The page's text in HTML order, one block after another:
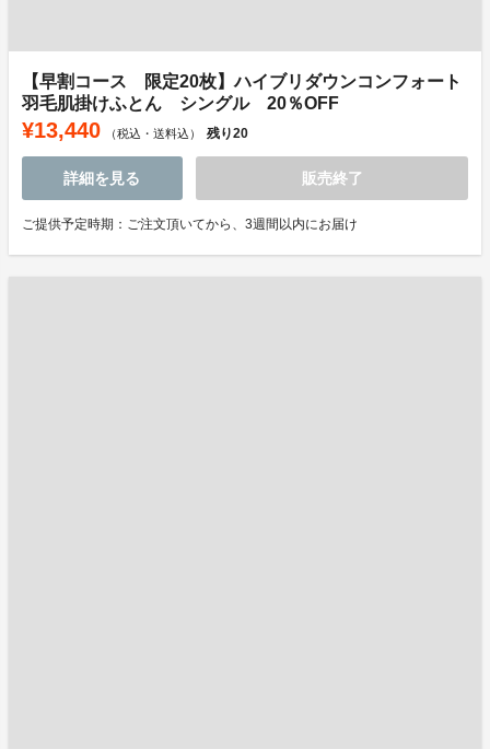
【早割コース 限定20枚】ハイブリダウンコンフォート
羽毛肌掛けふとん シングル 20％OFF
¥13,440 （税込・送料込） 残り20
詳細を見る 販売終了
ご提供予定時期：ご注文頂いてから、3週間以内にお届け